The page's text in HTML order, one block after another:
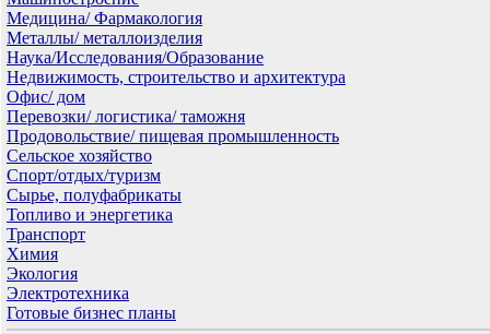
Медицина/ Фармакология
Металлы/ металлоизделия
Наука/Исследования/Образование
Недвижимость, строительство и архитектура
Офис/ дом
Перевозки/ логистика/ таможня
Продовольствие/ пищевая промышленность
Сельское хозяйство
Спорт/отдых/туризм
Сырье, полуфабрикаты
Топливо и энергетика
Транспорт
Химия
Экология
Электротехника
Готовые бизнес планы